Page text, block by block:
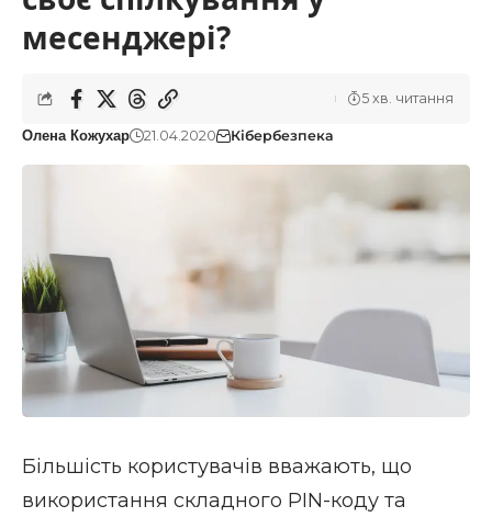
месенджері?
Олена Кожухар 21.04.2020 Кібербезпека
5 хв. читання
Більшість користувачів вважають, що
використання складного PIN-коду та